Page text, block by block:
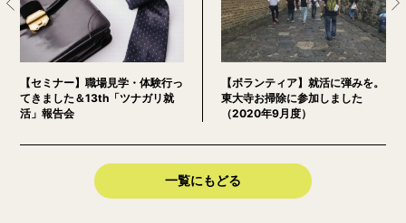
【セミナー】職場見学・体験行っ
てきました＆13th「ツナガリ就
活」報告会
【ボランティア】就活に弾みを。
東大寺お掃除に参加しました
（2020年9月度）
一覧にもどる